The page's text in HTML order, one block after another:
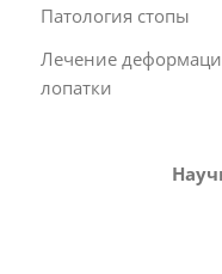
Патология стопы
Лечение
лопатки